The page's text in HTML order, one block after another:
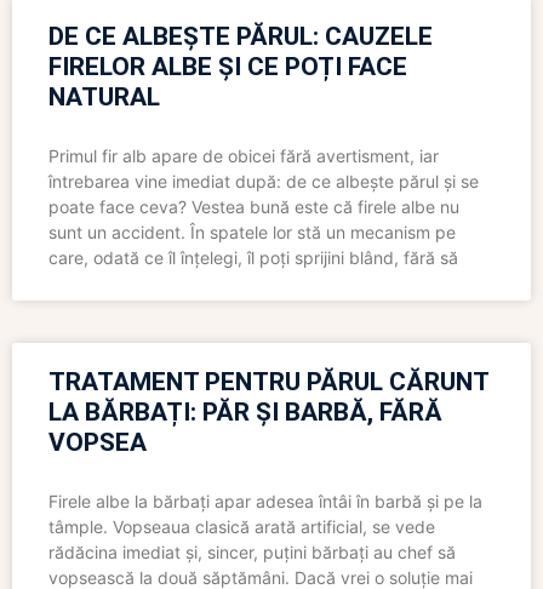
DE CE ALBEȘTE PĂRUL: CAUZELE
FIRELOR ALBE ȘI CE POȚI FACE
NATURAL
Primul fir alb apare de obicei fără avertisment, iar
întrebarea vine imediat după: de ce albește părul și se
poate face ceva? Vestea bună este că firele albe nu
sunt un accident. În spatele lor stă un mecanism pe
care, odată ce îl înțelegi, îl poți sprijini blând, fără să
TRATAMENT PENTRU PĂRUL CĂRUNT
LA BĂRBAȚI: PĂR ȘI BARBĂ, FĂRĂ
VOPSEA
Firele albe la bărbați apar adesea întâi în barbă și pe la
tâmple. Vopseaua clasică arată artificial, se vede
rădăcina imediat și, sincer, puțini bărbați au chef să
vopsească la două săptămâni. Dacă vrei o soluție mai